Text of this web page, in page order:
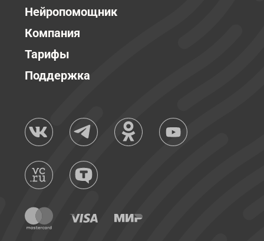
Нейропомощник
Компания
Тарифы
Поддержка